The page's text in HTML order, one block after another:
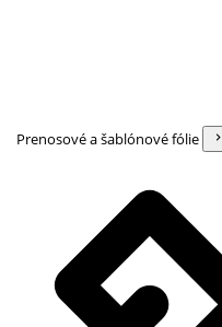
Prenosové a šablónové fólie